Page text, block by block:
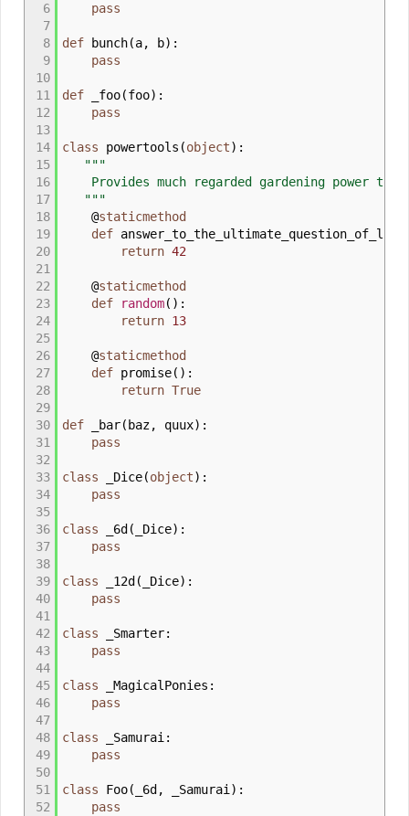
6
7
8
9
10
11
12
13
14
15
16
17
18
19
20
21
22
23
24
25
26
27
28
29
30
31
32
33
34
35
36
37
38
39
40
41
42
43
44
45
46
47
48
49
50
51
52
pass
def bunch(a, b) :
pass
def _foo(foo) :
pass
class powertools (object) :
"""
Provides much regarded gardening power
"""
@staticmethod
def
return 42
@staticmethod
def
random( ) :
return 13
@staticmethod
def promise( ) :
return True
def _bar( baz, quux) :
pass
class _Dice(object) :
pass
class _6d ( _Dice) :
pass
class _12d ( _Dice) :
pass
class _Smarter:
pass
class _MagicalPonies:
pass
class _Samurai:
pass
class Foo( _6d , _Samurai ) :
pass